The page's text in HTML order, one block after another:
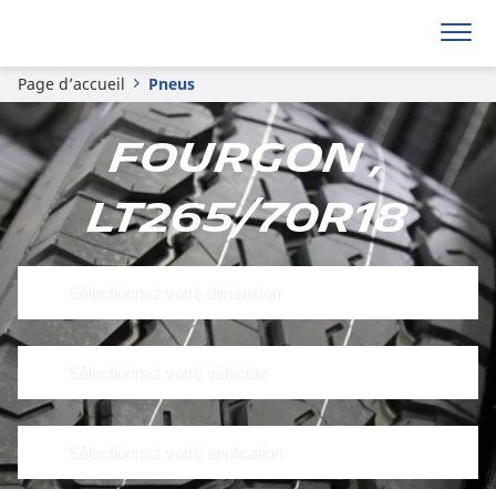
Page d’accueil Pneus
Fourgon ,
LT265/70R18